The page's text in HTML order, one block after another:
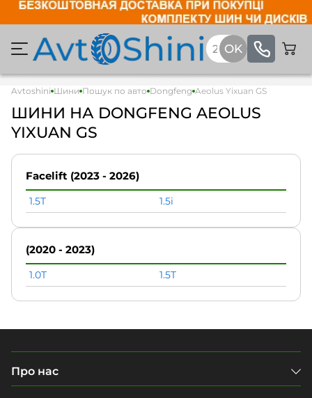
Avtoshini Шини Пошук по авто Dongfeng Aeolus Yixuan GS
ШИНИ НА DONGFENG AEOLUS
YIXUAN GS
Facelift (2023 - 2026)
1.5T 1.5i
(2020 - 2023)
1.0T 1.5T
Про нас